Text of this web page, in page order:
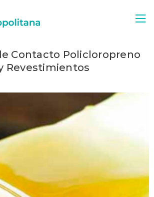
Contacto Policloropreno
Revestimientos